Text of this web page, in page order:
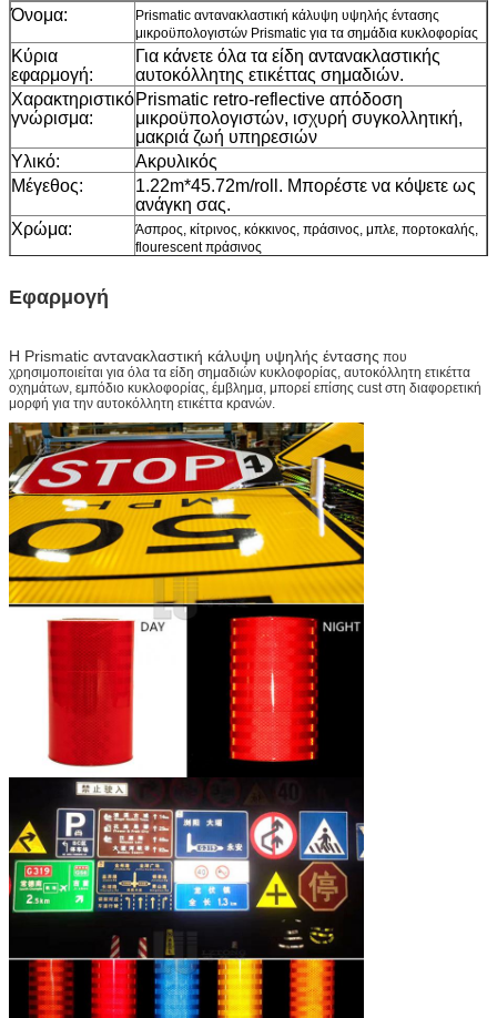
Όνομα:
Prismatic αντανακλαστική κάλυψη υψηλής έντασης
μικροϋπολογιστών Prismatic για τα σημάδια κυκλοφορίας
Κύρια
εφαρμογή:
Για κάνετε όλα τα είδη αντανακλαστικής
αυτοκόλλητης ετικέττας σημαδιών.
Χαρακτηριστικό
γνώρισμα:
Prismatic retro-reflective απόδοση
μικροϋπολογιστών, ισχυρή συγκολλητική,
μακριά ζωή υπηρεσιών
Υλικό:
Ακρυλικός
Μέγεθος:
1.22m*45.72m/roll. Μπορέστε να κόψετε ως
ανάγκη σας.
Χρώμα:
Άσπρος, κίτρινος, κόκκινος, πράσινος, μπλε, πορτοκαλής,
flourescent πράσινος
Δείγμα:
Εφαρμογή
Η Prismatic αντανακλαστική κάλυψη υψηλής έντασης που
χρησιμοποιείται για όλα τα είδη σημαδιών κυκλοφορίας, αυτοκόλλητη ετικέττα
οχημάτων, εμπόδιο κυκλοφορίας, έμβλημα, μπορεί επίσης cust στη διαφορετική
μορφή για την αυτοκόλλητη ετικέττα κρανών.